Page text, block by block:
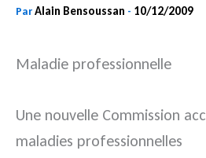
ParAlain Bensoussan - 10/12/2009
Maladie professionnelle
Une nouvelle Commission
maladies professionnelles